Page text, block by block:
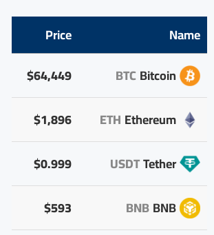
Name
Price
Bitcoin
BTC
$64,449
Ethereum
ETH
$1,896
Tether
USDT
$0.999
BNB
BNB
$593